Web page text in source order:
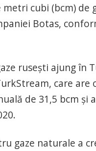
cubi (bcm) de
Botas,
ruseşti ajung în
care are
de 31,5 bcm şi
gaze naturale a